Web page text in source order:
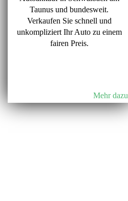
Taunus und bundesweit.
Verkaufen Sie schnell und
unkompliziert Ihr Auto zu einem
fairen Preis.
Mehr dazu